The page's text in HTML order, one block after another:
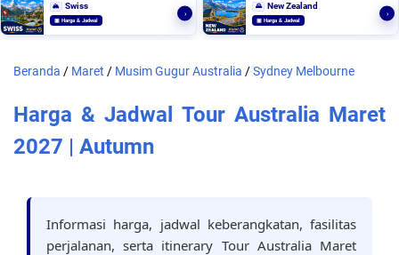
🏔️ Swiss
▣ Harga & Jadwal
›
🌄 New Zealand
▣ Harga & Jadwal
›
Beranda / Maret / Musim Gugur Australia /Sydney Melbourne
Harga & Jadwal Tour Australia Maret
2027 | Autumn
Informasi harga, jadwal keberangkatan, fasilitas
perjalanan, serta itinerary Tour Australia Maret